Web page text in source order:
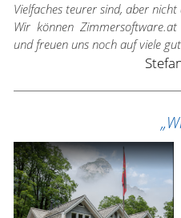
Vielfaches teurer sind, aber
Wir können
und freuen uns noch auf viele